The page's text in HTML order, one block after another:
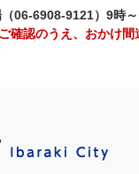
（06-6908-9121）9時
確認のうえ、おかけ